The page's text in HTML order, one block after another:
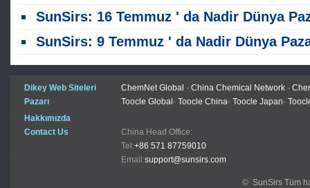
SunSirs: 16 Temmuz ' da Nadir Dünya Pazar
SunSirs: 9 Temmuz ' da Nadir Dünya Pazar
Dikey Web Siteleri ChemNet Global - China Chemical Network -
Pazarı
Toocle Global - Toocle China- Toocle Japan-
Hakkımızda
Contact Us
China Head Office:
Tel:+86 571 87759010
Email:support@sunsirs.com
© SunSirs Tüm